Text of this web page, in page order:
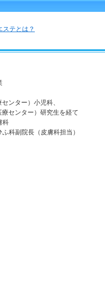
ステとは？
ンター）小児科、
センター）研究生を経て
科
科副院長（皮膚科担当）